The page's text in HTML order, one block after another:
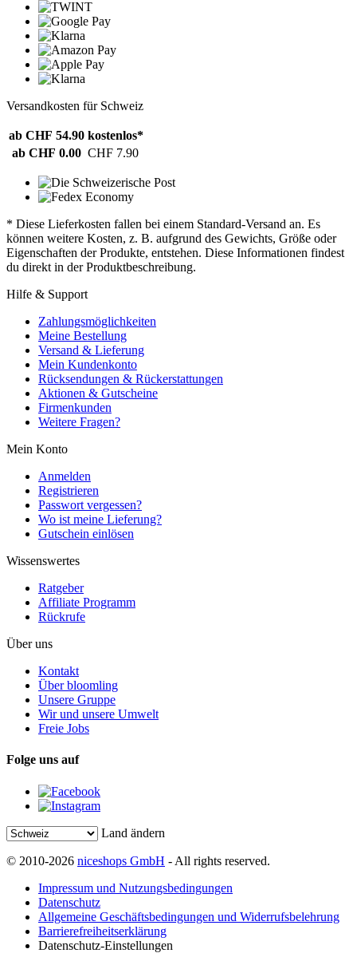
Versandkosten für Schweiz
ab CHF 54.90 kostenlos*
ab CHF 0.00 CHF 7.90
* Diese Lieferkosten fallen bei einem Standard-Versand an. Es
können weitere Kosten, z. B. aufgrund des Gewichts, Größe oder
Eigenschaften der Produkte, entstehen. Diese Informationen findest
du direkt in der Produktbeschreibung.
Hilfe & Support
Zahlungsmöglichkeiten
Meine Bestellung
Versand & Lieferung
Mein Kundenkonto
Rücksendungen & Rückerstattungen
Aktionen & Gutscheine
Firmenkunden
Weitere Fragen?
Mein Konto
Anmelden
Registrieren
Passwort vergessen?
Wo ist meine Lieferung?
Gutschein einlösen
Wissenswertes
Ratgeber
Affiliate Programm
Rückrufe
Über uns
Kontakt
Über bloomling
Unsere Gruppe
Wir und unsere Umwelt
Freie Jobs
Folge uns auf
Land ändern
© 2010-2026 niceshops GmbH - All rights reserved.
Impressum und Nutzungsbedingungen
Datenschutz
Allgemeine Geschäftsbedingungen und Widerrufsbelehrung
Barrierefreiheitserklärung
Datenschutz-Einstellungen